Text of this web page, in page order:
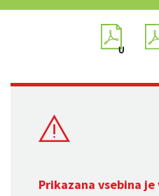
Prikazana vsebina je